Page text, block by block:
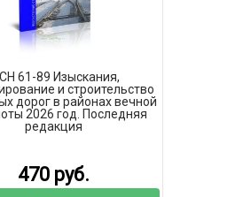
61-89 Изыскания,
и строительство
дорог в районах вечной
2026 год. Последняя
редакция
470 руб.